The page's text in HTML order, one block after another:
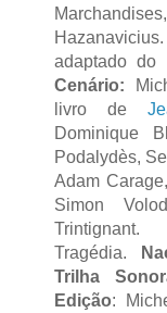
Hazanavicius.
adaptado
Cenário:
livro de
Dominique
Podalydès,
Adam
Simon
Tragédia.
Trilha
Edição: